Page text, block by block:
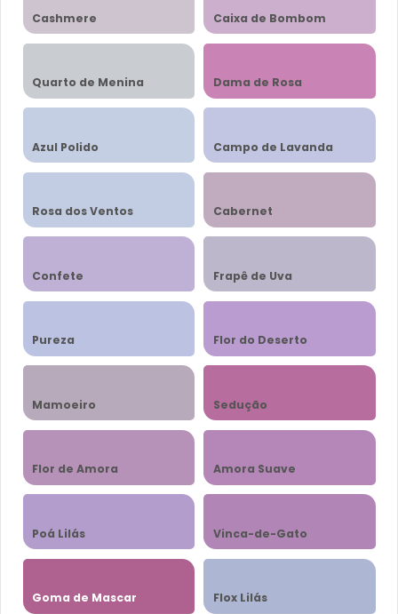
Cashmere Caixa de Bombom
Quarto de Menina Dama de Rosa
Azul Polido Campo de Lavanda
Rosa dos Ventos Cabernet
Confete Frapê de Uva
Pureza Flor do Deserto
Mamoeiro Sedução
Flor de Amora Amora Suave
Poá Lilás Vinca-de-Gato
Goma de Mascar Flox Lilás